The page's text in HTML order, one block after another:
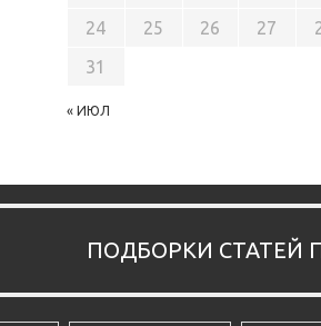
« ИЮЛ
24
25 26 27
31
ПОДБОРКИ СТАТЕЙ